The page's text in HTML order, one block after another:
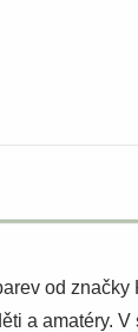
od
a amatéry.